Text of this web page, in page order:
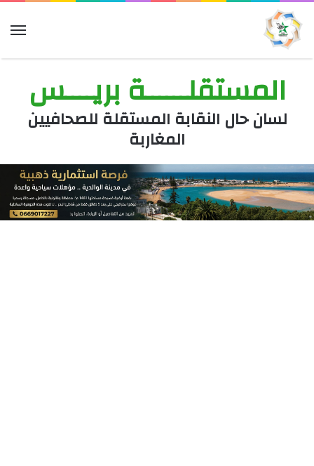
المستقلــــــة بريــــس
لسان حال النقابة المستقلة للصحافيين
المغاربة